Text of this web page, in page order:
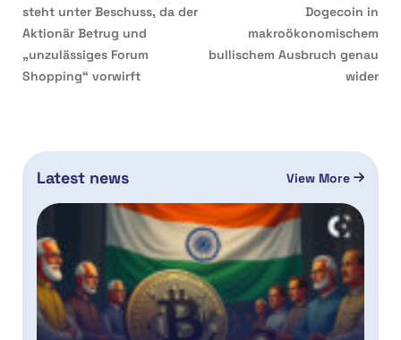
steht unter Beschuss, da der
Aktionär Betrug und
„unzulässiges Forum
Shopping“ vorwirft
Dogecoin in
makroökonomischem
bullischem Ausbruch genau
wider
Latest news View More